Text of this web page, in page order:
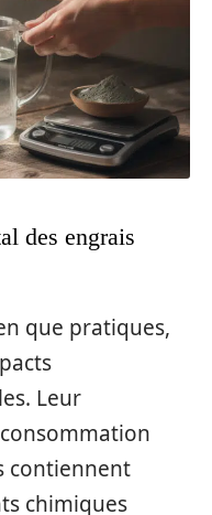
des engrais
que pratiques,
Leur
contiennent
chimiques